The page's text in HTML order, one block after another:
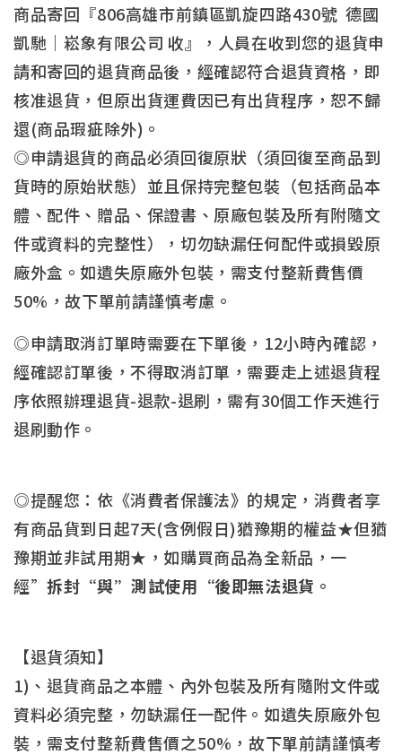
商品寄回『806高雄市前鎮區凱旋四路430號 德國
凱馳｜崧象有限公司 收』，人員在收到您的退貨申
請和寄回的退貨商品後，經確認符合退貨資格，即
核准退貨，但原出貨運費因已有出貨程序，恕不歸
還(商品瑕疵除外)。
◎申請退貨的商品必須回復原狀（須回復至商品到
貨時的原始狀態）並且保持完整包裝（包括商品本
體、配件、贈品、保證書、原廠包裝及所有附隨文
件或資料的完整性），切勿缺漏任何配件或損毀原
廠外盒。如遺失原廠外包裝，需支付整新費售價
50%，故下單前請謹慎考慮。
◎申請取消訂單時需要在下單後，12小時內確認，
經確認訂單後，不得取消訂單，需要走上述退貨程
序依照辦理退貨-退款-退刷，需有30個工作天進行
退刷動作。
◎提醒您：依《消費者保護法》的規定，消費者享
有商品貨到日起7天(含例假日)猶豫期的權益★但猶
豫期並非試用期★，如購買商品為全新品，一
經”拆封“與”測試使用“後即無法退貨。
【退貨須知】
1)、退貨商品之本體、內外包裝及所有隨附文件或
資料必須完整，勿缺漏任一配件。如遺失原廠外包
裝，需支付整新費售價之50%，故下單前請謹慎考